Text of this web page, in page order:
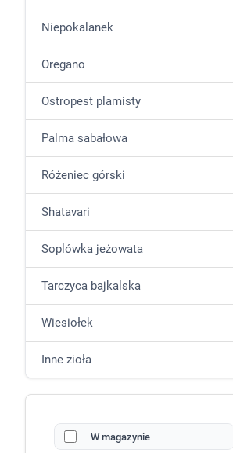
Niepokalanek
Oregano
Ostropest plamisty
Palma sabałowa
Różeniec górski
Shatavari
Soplówka jeżowata
Tarczyca bajkalska
Wiesiołek
Inne zioła
W magazynie